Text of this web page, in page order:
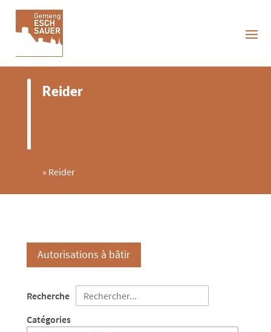
Reider
» Reider
Autorisations à bâtir
Recherche
Catégories